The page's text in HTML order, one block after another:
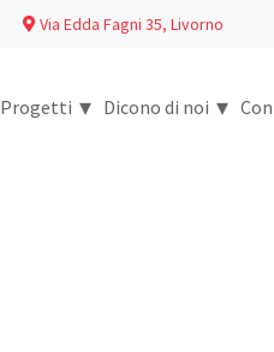
Via Edda Fagni 35, Livorno
Progetti ▾ Dicono di noi ▾